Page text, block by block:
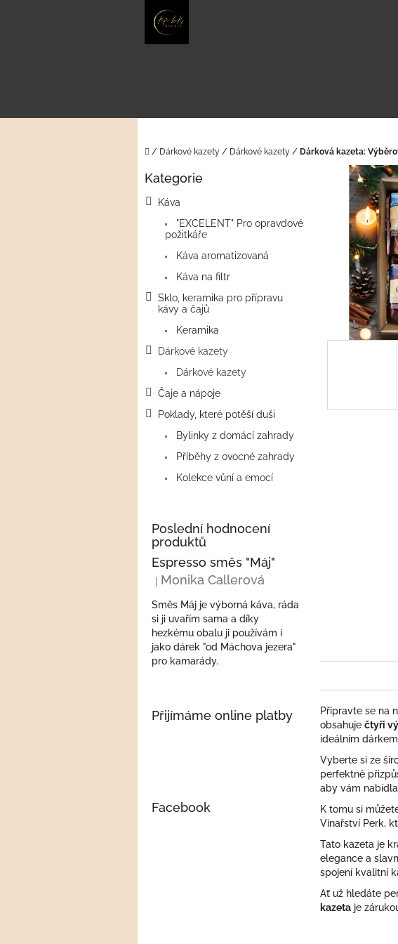
Domů
/ Dárkové kazety / Dárkové kazety / Dárková kazeta:
Přeskočit
Kategorie
Káva
"EXCELENT" Pro opravdové
požitkáře
Káva aromatizovaná
Káva na filtr
Sklo, keramika pro přípravu
kávy a čajů
Keramika
Dárkové kazety
Dárkové kazety
Čaje a nápoje
Poklady, které potěší duši
Bylinky z domácí zahrady
Příběhy z ovocné zahrady
Kolekce vůní a emocí
Poslední hodnocení
produktů
Espresso směs "Máj"
Hodnocení produktu je 5 z 5 hvězdiček.
Monika Callerová
Směs Máj je výborná káva, ráda
si ji uvařím sama a díky
hezkému obalu ji používám i
jako dárek "od Máchova jezera"
pro kamarády.
Přijímáme online platby
Facebook
Připravte se na
obsahuje čtyři
ideálním
Vyberte si ze
perfektně
aby vám
K tomu si
Vinařství Perk,
Tato kazeta je
elegance a
spojení kvalitní
Ať už hledáte
kazeta je